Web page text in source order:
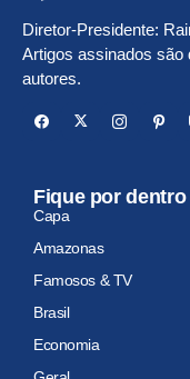
Diretor-Presidente:
Artigos assinados são
autores.
Fique por dentro
Capa
Amazonas
Famosos & TV
Brasil
Economia